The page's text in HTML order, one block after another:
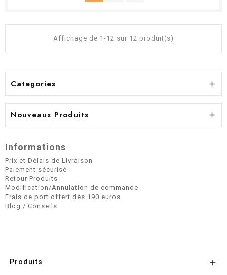
Affichage de 1-12 sur 12 produit(s)
Categories 
Nouveaux Produits 
Informations
Prix et Délais de Livraison
Paiement sécurisé
Retour Produits
Modification/Annulation de commande
Frais de port offert dès 190 euros
Blog / Conseils
Produits 